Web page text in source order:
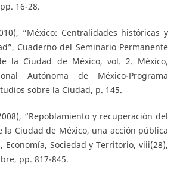
16-28.
“México: Centralidades históricas y
Cuaderno del Seminario Permanente
la Ciudad de México, vol. 2. México,
Autónoma de México-Programa
sobre la Ciudad, p. 145.
“Repoblamiento y recuperación del
la Ciudad de México, una acción pública
Economía, Sociedad y Territorio, viii(28),
pp. 817-845.